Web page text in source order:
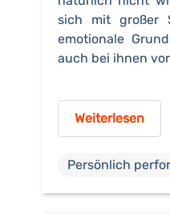
sich mit großer
emotionale
auch bei ihnen
Weiterlesen
Persönlich